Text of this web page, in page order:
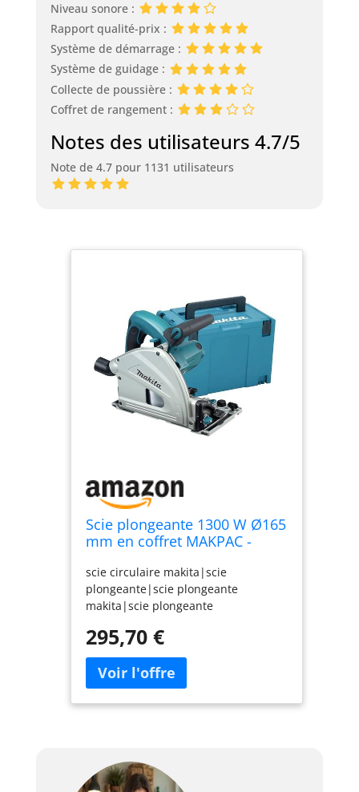
Niveau sonore :
Rapport qualité-prix :
Système de démarrage :
Système de guidage :
Collecte de poussière :
Coffret de rangement :
Notes des utilisateurs 4.7/5
Note de 4.7 pour 1131 utilisateurs
Scie plongeante 1300 W Ø165
mm en coffret MAKPAC -
scie circulaire makita|scie
plongeante|scie plongeante
makita|scie plongeante
mm|SP6000J|SP6000|Scie
plongeante en coffret
295,70 €